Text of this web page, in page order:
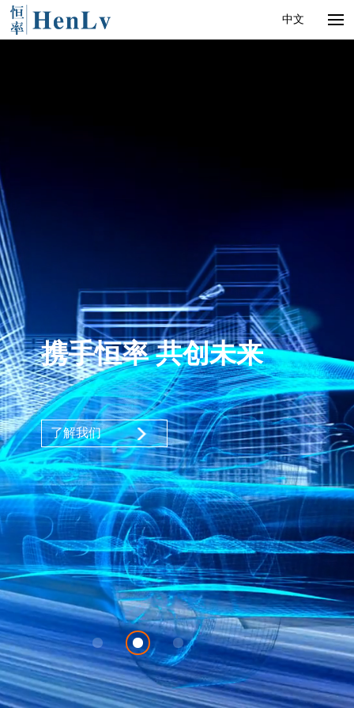
中文
关于我们
联系我们
全球招商
功能模块
人才招聘
了解我们
携手恒率 共创未来
了解我们
了解我们